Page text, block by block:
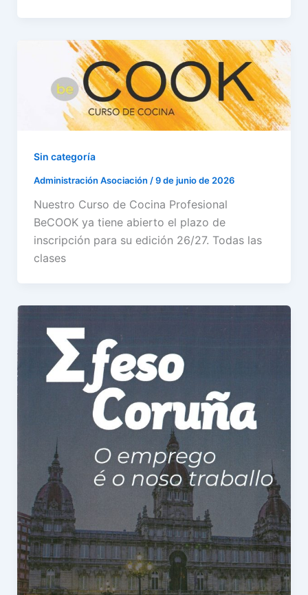
Sin categoría
Administración Asociación /9 de junio de 2026
Nuestro Curso de Cocina Profesional
BeCOOK ya tiene abierto el plazo de
inscripción para su edición 26/27. Todas las
clases